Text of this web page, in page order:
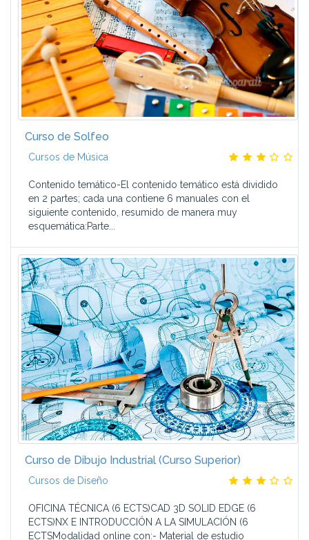
Curso de Solfeo
Cursos de Música
Contenido temático-El contenido temático está dividido
en 2 partes; cada una contiene 6 manuales con el
siguiente contenido, resumido de manera muy
esquemática:Parte...
Curso de Dibujo Industrial (Curso Superior)
Cursos de Diseño
OFICINA TÉCNICA (6 ECTS)CAD 3D SOLID EDGE (6
ECTS)NX E INTRODUCCIÓN A LA SIMULACIÓN (6
ECTSModalidad online con:- Material de estudio